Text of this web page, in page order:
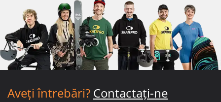
Aveți întrebări? Contactați-ne